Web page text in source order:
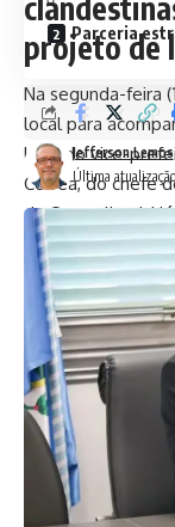
Parceria
Na segunda-feira
local para
lado do vice-
Corrêa, do chefe
da Conserlimpi,
compromisso
“A Avenida 22
é garantir mais
de vida para
projeto de
Última
Jefferson Lemos